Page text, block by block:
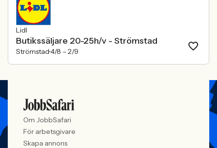
Lidl
Butikssäljare 20-25h/v - Strömstad
Strömstad4/8 – 2/9
Om JobbSafari
För arbetsgivare
Skapa annons